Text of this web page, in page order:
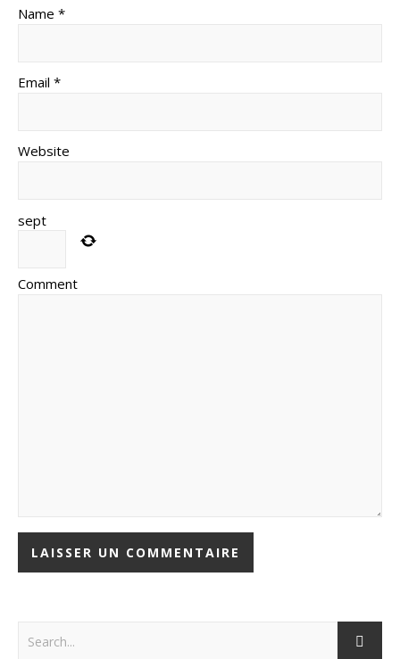
Name *
Email *
Website
sept
Comment